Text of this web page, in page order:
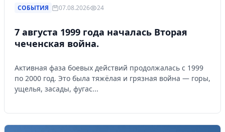
СОБЫТИЯ 07.08.2026 24
7 августа 1999 года началась Вторая
чеченская война.
Активная фаза боевых действий продолжалась с 1999
по 2000 год. Это была тяжёлая и грязная война — горы,
ущелья, засады, фугас...